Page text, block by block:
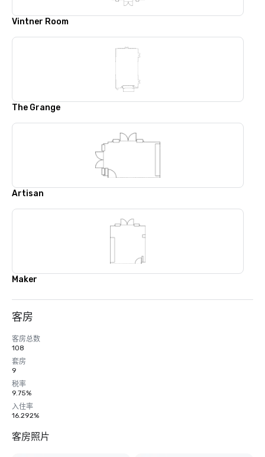
Vintner Room
The Grange
Artisan
Maker
客房
客房总数
108
套房
9
税率
9.75%
入住率
16.292%
客房照片